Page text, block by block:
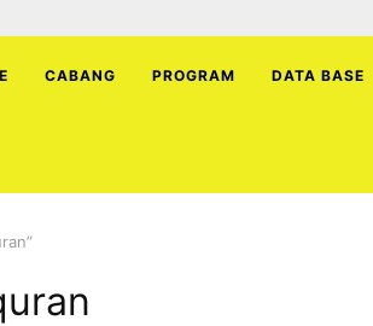
CABANG PROGRAM DATA BASE